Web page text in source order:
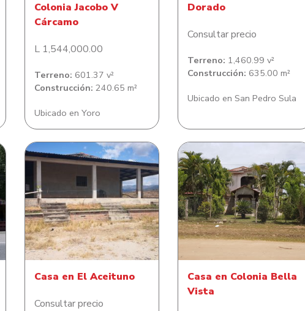
Colonia Jacobo V
Cárcamo
L 1,544,000.00
Terreno: 601.37 v²
Construcción: 240.65 m²
Ubicado en Yoro
Dorado
Consultar precio
Terreno: 1,460.99 v²
Construcción: 635.00 m²
Ubicado en San Pedro Sula
Casa en El Aceituno
Casa en El Aceituno
Consultar precio
Casa en Colonia Bella Vista
Casa en Colonia Bella
Vista